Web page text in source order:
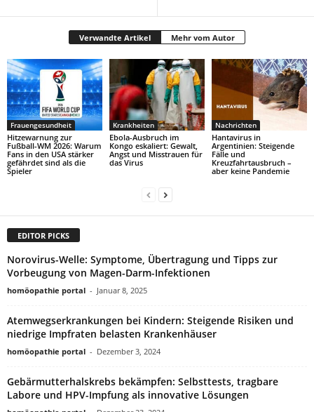
Verwandte Artikel Mehr vom Autor
Frauengesundheit
Hitzewarnung zur
Fußball-WM 2026: Warum
Fans in den USA stärker
gefährdet sind als die
Spieler
Krankheiten
Ebola-Ausbruch im
Kongo eskaliert: Gewalt,
Angst und Misstrauen für
das Virus
Nachrichten
Hantavirus in
Argentinien: Steigende
Fälle und
Kreuzfahrtausbruch –
aber keine Pandemie
EDITOR PICKS
Norovirus-Welle: Symptome, Übertragung und Tipps zur
Vorbeugung von Magen-Darm-Infektionen
homöopathie portal - Januar 8, 2025
Atemwegserkrankungen bei Kindern: Steigende Risiken und
niedrige Impfraten belasten Krankenhäuser
homöopathie portal - Dezember 3, 2024
Gebärmutterhalskrebs bekämpfen: Selbsttests, tragbare
Labore und HPV-Impfung als innovative Lösungen